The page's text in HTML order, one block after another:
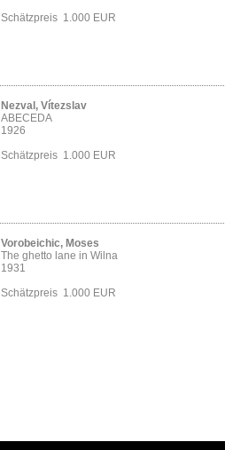
Schätzpreis 1.000 EUR
Nezval, Vítezslav
ABECEDA
1926
Schätzpreis 1.000 EUR
Vorobeichic, Moses
The ghetto lane in Wilna
1931
Schätzpreis 1.000 EUR